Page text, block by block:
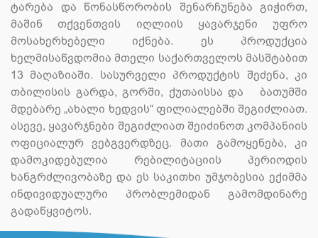
ტარება და წონასწორობის შენარჩუნება გიჭირთ,
მაშინ თქვენთვის იღლიის ყავარჯენი უფრო
მოსახერხებელი იქნება. ეს პროდუქცია
ხელმისაწვდომია მთელი საქართველოს მასშტაბით
13 მაღაზიაში. სასურველი პროდუქტის შეძენა, კი
თბილისის გარდა, გორში, ქუთაისსა და ბათუმში
მდებარე „ახალი ხედვის“ ფილიალებში შეგიძლიათ.
ასევე, ყავარჯნები შეგიძლიათ შეიძინოთ კომპანიის
ოფიციალურ ვებგვერდზეც. მათი გამოყენება, კი
დამოკიდებულია რებილიტაციის პერიოდის
ხანგრძლივობაზე და ეს საკითხი უმჯობესია ექიმმა
ინდივიდუალური პრობლემიდან გამომდინარე
გადაწყვიტოს.